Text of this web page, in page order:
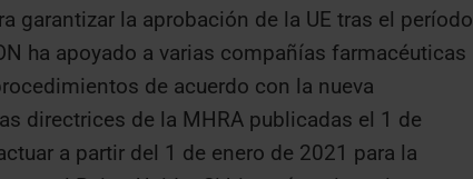
garantizar la aprobación de la UE tras el período
ha apoyado a varias compañías farmacéuticas
de acuerdo con la nueva
directrices de la MHRA publicadas el 1 de
a partir del 1 de enero de 2021 para la